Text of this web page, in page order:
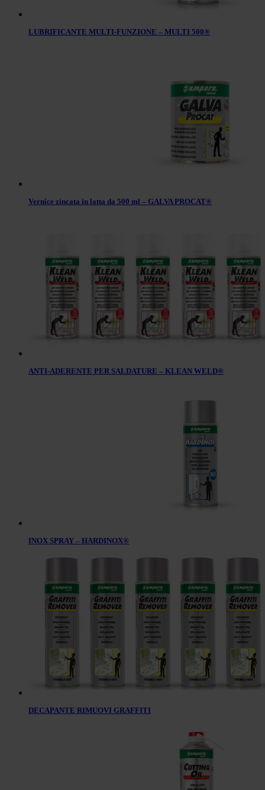
LUBRIFICANTE MULTI-FUNZIONE – MULTI 500®
Vernice zincata in latta da 500 ml – GALVA PROCAT®
ANTI-ADERENTE PER SALDATURE – KLEAN WELD®
INOX SPRAY – HARDINOX®
DECAPANTE RIMUOVI GRAFFITI